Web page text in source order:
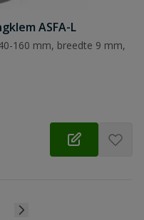
ASFA-L
160 mm, breedte 9 mm,